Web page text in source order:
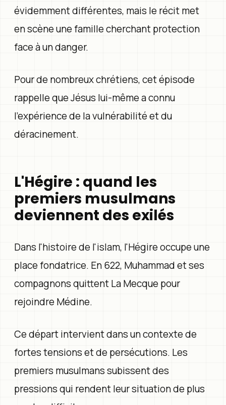
évidemment différentes, mais le récit met
en scène une famille cherchant protection
face à un danger.
Pour de nombreux chrétiens, cet épisode
rappelle que Jésus lui-même a connu
l'expérience de la vulnérabilité et du
déracinement.
L'Hégire : quand les
premiers musulmans
deviennent des exilés
Dans l'histoire de l'islam, l'Hégire occupe une
place fondatrice. En 622, Muhammad et ses
compagnons quittent La Mecque pour
rejoindre Médine.
Ce départ intervient dans un contexte de
fortes tensions et de persécutions. Les
premiers musulmans subissent des
pressions qui rendent leur situation de plus